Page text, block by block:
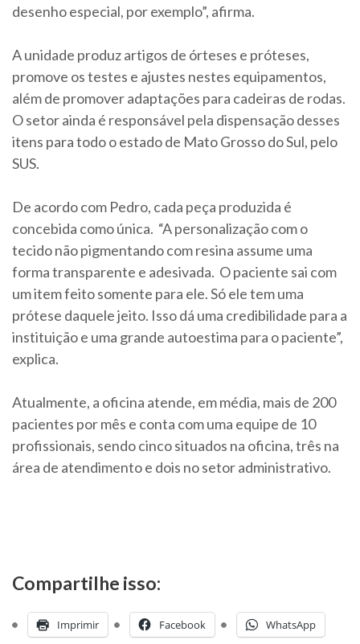
desenho especial, por exemplo”, afirma.
A unidade produz artigos de órteses e próteses,
promove os testes e ajustes nestes equipamentos,
além de promover adaptações para cadeiras de rodas.
O setor ainda é responsável pela dispensação desses
itens para todo o estado de Mato Grosso do Sul, pelo
SUS.
De acordo com Pedro, cada peça produzida é
concebida como única. “A personalização com o
tecido não pigmentando com resina assume uma
forma transparente e adesivada. O paciente sai com
um item feito somente para ele. Só ele tem uma
prótese daquele jeito. Isso dá uma credibilidade para a
instituição e uma grande autoestima para o paciente”,
explica.
Atualmente, a oficina atende, em média, mais de 200
pacientes por mês e conta com uma equipe de 10
profissionais, sendo cinco situados na oficina, três na
área de atendimento e dois no setor administrativo.
Compartilhe isso:
Imprimir Facebook WhatsApp